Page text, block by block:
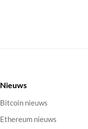
Nieuws
Bitcoin nieuws
Ethereum nieuws